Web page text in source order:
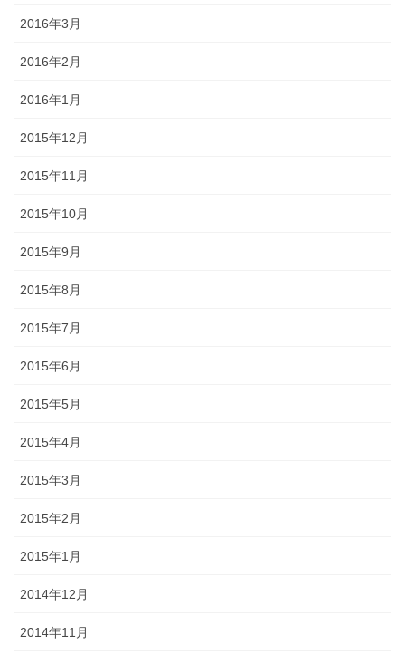
2016年3月
2016年2月
2016年1月
2015年12月
2015年11月
2015年10月
2015年9月
2015年8月
2015年7月
2015年6月
2015年5月
2015年4月
2015年3月
2015年2月
2015年1月
2014年12月
2014年11月